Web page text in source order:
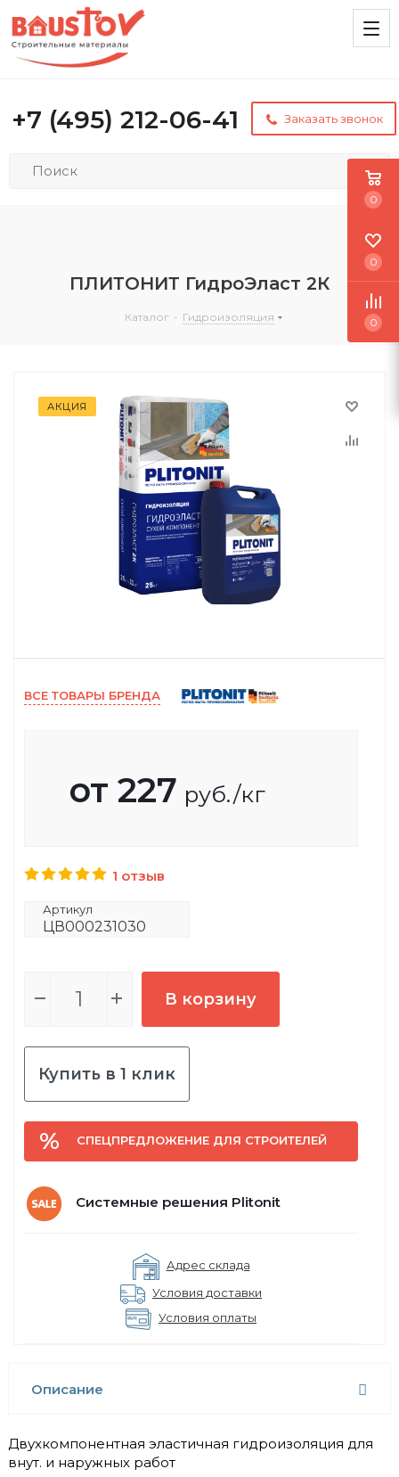
+7 (495) 212-06-41 Заказать звонок
ПЛИТОНИТ ГидроЭласт 2К
Каталог - Гидроизоляция
АКЦИЯ
ВСЕ ТОВАРЫ БРЕНДА
от 227 руб./кг
1 отзыв
Артикул
ЦВ000231030
В корзину
Купить в 1 клик
СПЕЦПРЕДЛОЖЕНИЕ ДЛЯ СТРОИТЕЛЕЙ
Системные решения Plitonit
Адрес склада
Условия доставки
Условия оплаты
Описание
Двухкомпонентная эластичная гидроизоляция для
внут. и наружных работ
0
0
0